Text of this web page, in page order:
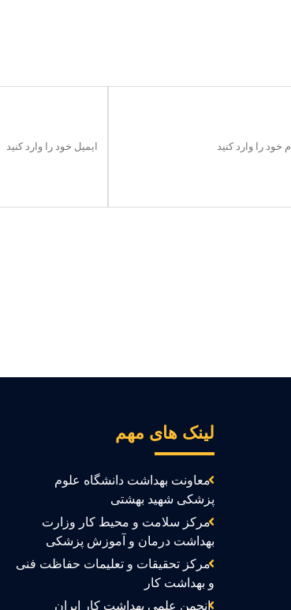
لینک های مهم
معاونت بهداشت دانشگاه علوم
پزشکی شهید بهشتی
مرکز سلامت و محیط کار وزارت
بهداشت درمان و آموزش پزشکی
مرکز تحقیقات و تعلیمات حفاظت فنی
و بهداشت کار
انجمن علمی بهداشت کار ایران